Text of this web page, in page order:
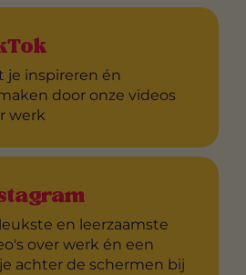
je inspireren én
door onze videos
werk
en leerzaamste
over werk én een
achter de schermen bij